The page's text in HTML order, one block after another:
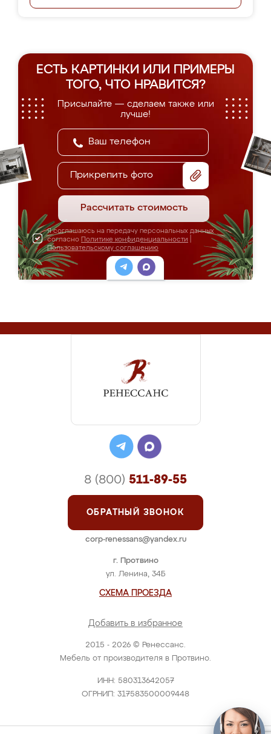
ЕСТЬ КАРТИНКИ ИЛИ ПРИМЕРЫ
ТОГО, ЧТО НРАВИТСЯ?
Присылайте — сделаем также или
лучше!
Прикрепить фото
Рассчитать стоимость
Я соглашаюсь на передачу персональных данных
согласно Политике конфиденциальности
Пользовательскому соглашению
2015 - 2026 © Ренессанс.
Мебель от производителя в Протвино.
ИНН: 580313642057
ОГРНИП: 317583500009448
г. Протвино
ул. Ленина, 34Б
СХЕМА ПРОЕЗДА
Добавить в избранное
8 (800) 511-89-55
ОБРАТНЫЙ ЗВОНОК
corp-renessans@yandex.ru